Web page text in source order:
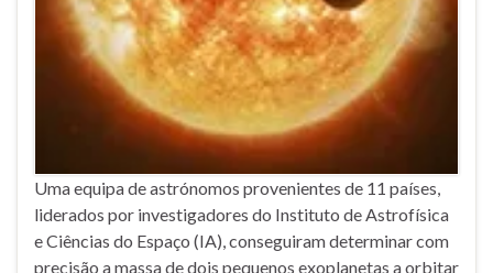
Uma equipa de astrónomos provenientes de 11 países,
liderados por investigadores do Instituto de Astrofísica
e Ciências do Espaço (IA), conseguiram determinar com
precisão a massa de dois pequenos exoplanetas a orbitar